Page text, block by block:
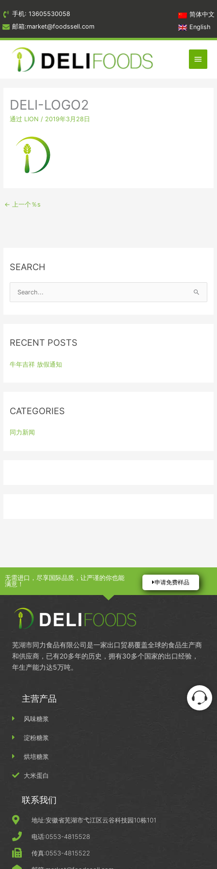
到
内
容
手机: 13605530058
邮箱:market@foodssell.com
简体中文
English
主
菜
DELI-LOGO2
通过 LION / 2019年3月28日
← 上一个％s
SEARCH
c
f
RECENT POSTS
牛年吉祥 放假通知
CATEGORIES
同力新闻
无需进口，尽享国际品质，让严谨的你也能
满意！
申请免费样品
芜湖市同力食品有限公司是一家出口贸易覆盖全球的食品生产商
和供应商，已有20多年的历史，拥有30多个国家的出口经验，
年生产能力达5万吨。
主营产品
风味糖浆
淀粉糖浆
烘培糖浆
大米蛋白
联系我们
地址:安徽省芜湖市弋江区云谷科技园10栋101
电话:0553-4815528
传真:0553-4815522